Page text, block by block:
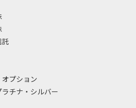
託
プション
ラチナ・シルバー